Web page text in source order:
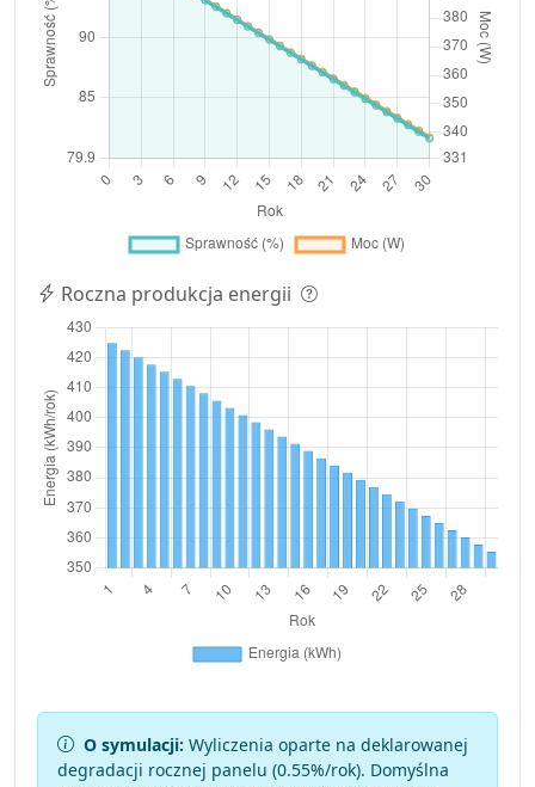
Roczna produkcja energii
O symulacji: Wyliczenia oparte na deklarowanej
degradacji rocznej panelu (0.55%/rok). Domyślna